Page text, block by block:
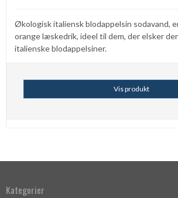
Økologisk italiensk blodappelsin sodavand,
orange læskedrik, ideel til dem, der elsker
italienske blodappelsiner.
Vis produkt
Kategorier